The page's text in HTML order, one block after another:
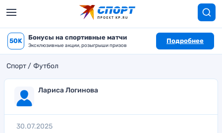
50K Бонусы на спортивные матчи
Эксклюзивные акции, розыгрыши призов
Подробнее
Спорт Футбол
Лариса Логинова
30.07.2025